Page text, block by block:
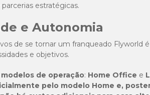
estratégicas.
e Autonomia
de se tornar um franqueado Flyworld
e objetivos.
de operação: Home Office e
pelo modelo Home e,